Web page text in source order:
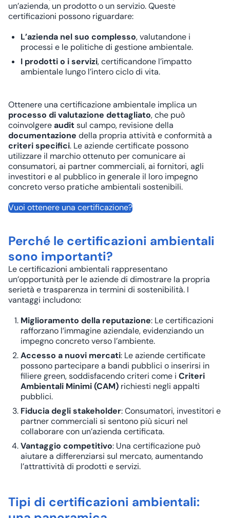
un’azienda, un prodotto o un servizio. Queste
certificazioni possono riguardare:
L’azienda nel suo complesso, valutandone i
processi e le politiche di gestione ambientale.
I prodotti o i servizi, certificandone l’impatto
ambientale lungo l’intero ciclo di vita.
Ottenere una certificazione ambientale implica un
processo di valutazione dettagliato, che può
coinvolgereauditsul campo, revisione della
documentazione della propria attività e conformità a
criteri specifici. Le aziende certificate possono
utilizzare il marchio ottenuto per comunicare ai
consumatori, ai partner commerciali, ai fornitori, agli
investitori e al pubblico in generale il loro impegno
concreto verso pratiche ambientali sostenibili.
Vuoi ottenere una certificazione?
Perché le certificazioni ambientali
sono importanti?
Le certificazioni ambientali rappresentano
un’opportunità per le aziende di dimostrare la propria
serietà e trasparenza in termini di sostenibilità. I
vantaggi includono:
Miglioramento della reputazione: Le certificazioni
rafforzano l’immagine aziendale, evidenziando un
impegno concreto verso l’ambiente.
Accesso a nuovi mercati: Le aziende certificate
possono partecipare a bandi pubblici o inserirsi in
filiere green, soddisfacendo criteri come i Criteri
Ambientali Minimi (CAM) richiesti negli appalti
pubblici.
Fiducia degli stakeholder: Consumatori, investitori e
partner commerciali si sentono più sicuri nel
collaborare con un’azienda certificata.
Vantaggio competitivo: Una certificazione può
aiutare a differenziarsi sul mercato, aumentando
l’attrattività di prodotti e servizi.
Tipi di certificazioni ambientali: